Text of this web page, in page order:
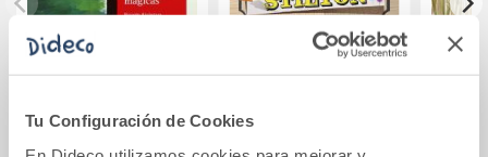
Tu Configuración de Cookies
Tomás y las tijeras
11,15€
Mi nombre es
9,95€